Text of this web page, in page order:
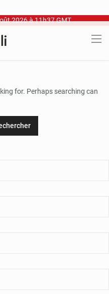
2026 à 11h37 GMT
for. Perhaps searching can